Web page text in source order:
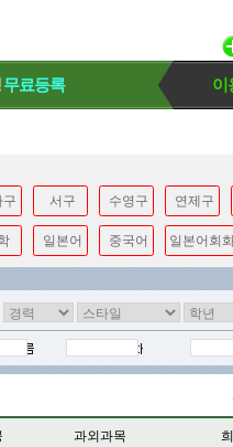
무료등록 이
구 서구 수영구 연제구
일본어 중국어 일본어회
과외과목